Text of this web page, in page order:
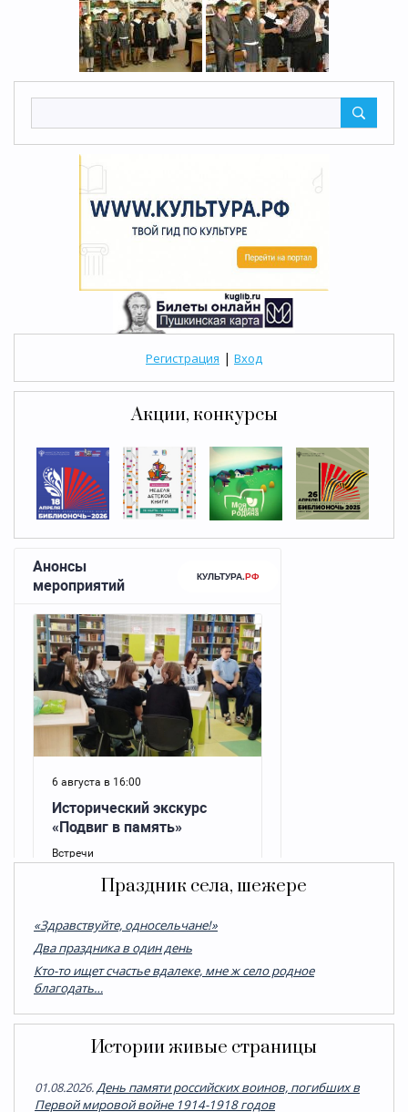
Регистрация | Вход
Акции, конкурсы
Праздник села, шежере
«Здравствуйте, односельчане!»
Два праздника в один день
Кто-то ищет счастье вдалеке, мне ж село родное
благодать…
Истории живые страницы
01.08.2026.День памяти российских воинов, погибших в
Первой мировой войне 1914-1918 годов